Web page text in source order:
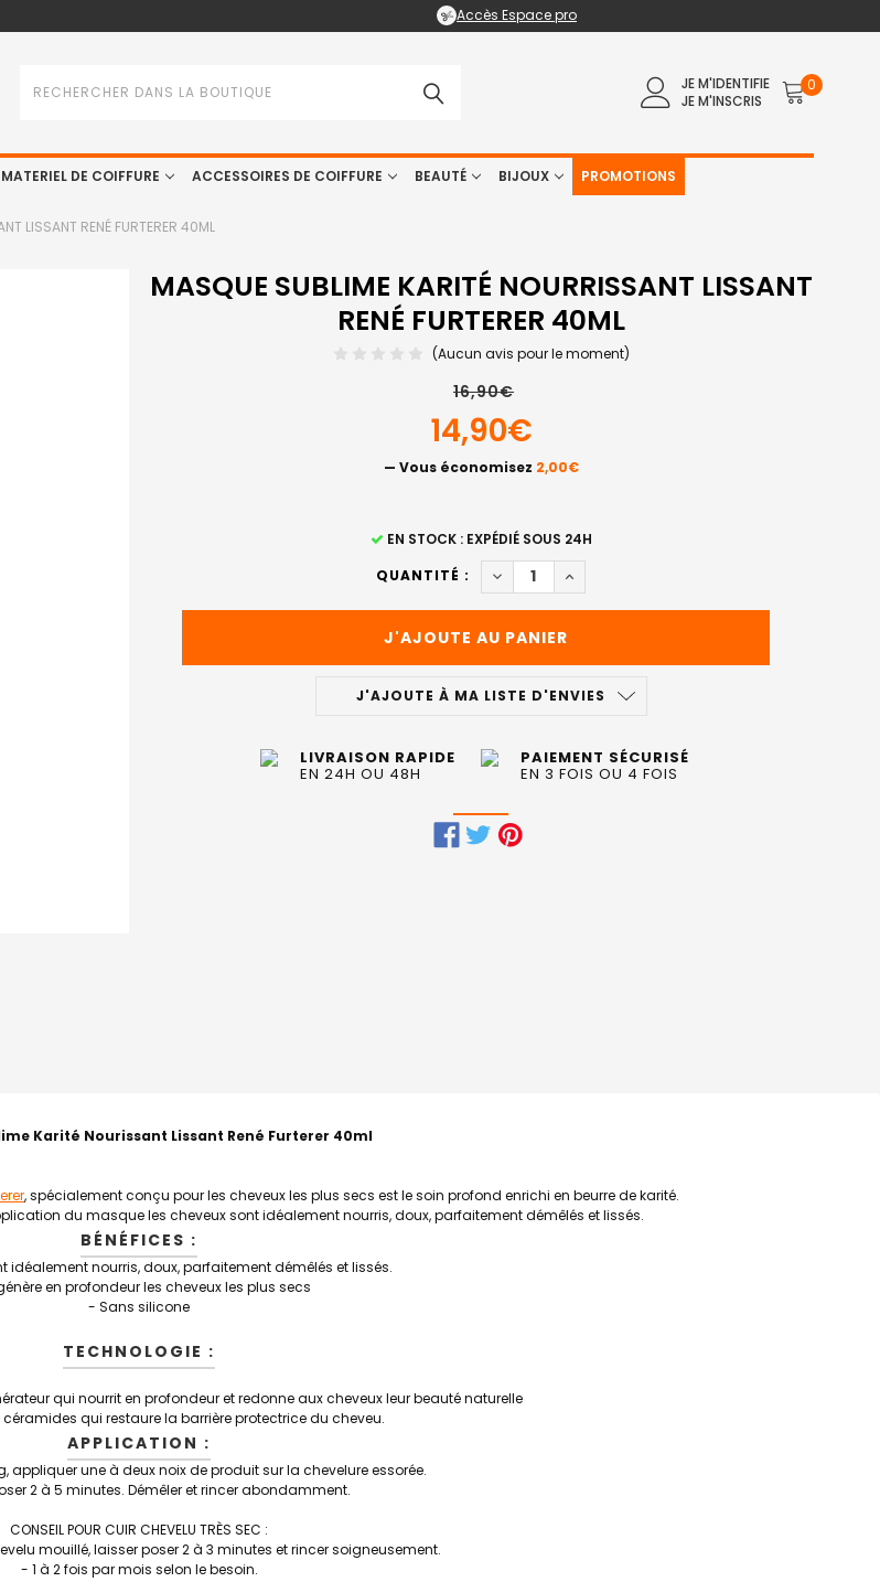
Accès Espace pro
JE M'IDENTIFIE
JE M'INSCRIS
0
MATERIEL DE COIFFURE ACCESSOIRES DE COIFFURE BEAUTÉ BIJOUX PROMOTIONS
LISSANT RENÉ FURTERER 40ML
MASQUE SUBLIME KARITÉ NOURRISSANT LISSANT
RENÉ FURTERER 40ML
(Aucun avis pour le moment)
16,90€
14,90€
— Vous économisez 2,00€
EN STOCK : EXPÉDIÉ SOUS 24H
QUANTITÉ :
DIMINUER LA QUANTITÉ DE MASQUE SUBLIME
AUGMENTER LA QUANTITÉ DE
J'AJOUTE À MA LISTE D'ENVIES
LIVRAISON RAPIDE
EN 24H OU 48H
PAIEMENT SÉCURISÉ
EN 3 FOIS OU 4 FOIS
Karité Nourissant Lissant René Furterer 40ml
, spécialement conçu pour les cheveux les plus secs est le soin profond enrichi en beurre de karité.
du masque les cheveux sont idéalement nourris, doux, parfaitement démêlés et lissés.
BÉNÉFICES :
idéalement nourris, doux, parfaitement démêlés et lissés.
en profondeur les cheveux les plus secs
- Sans silicone
TECHNOLOGIE :
qui nourrit en profondeur et redonne aux cheveux leur beauté naturelle
qui restaure la barrière protectrice du cheveu.
APPLICATION :
appliquer une à deux noix de produit sur la chevelure essorée.
2 à 5 minutes. Démêler et rincer abondamment.
CONSEIL POUR CUIR CHEVELU TRÈS SEC :
mouillé, laisser poser 2 à 3 minutes et rincer soigneusement.
- 1 à 2 fois par mois selon le besoin.